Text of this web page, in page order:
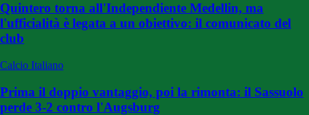
Quintero torna all'Independiente Medellin, ma
l'ufficialità è legata a un obiettivo: il comunicato del
club
Calcio Italiano
Prima il doppio vantaggio, poi la rimonta: il Sassuolo
perde 3-2 contro l'Augsburg